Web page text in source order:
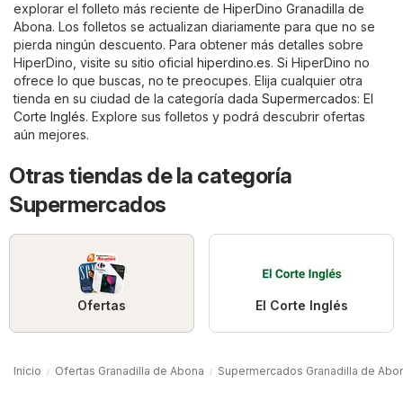
explorar el folleto más reciente de HiperDino Granadilla de
Abona. Los folletos se actualizan diariamente para que no se
pierda ningún descuento. Para obtener más detalles sobre
HiperDino, visite su sitio oficial hiperdino.es. Si HiperDino no
ofrece lo que buscas, no te preocupes. Elija cualquier otra
tienda en su ciudad de la categoría dada Supermercados: El
Corte Inglés. Explore sus folletos y podrá descubrir ofertas
aún mejores.
Otras tiendas de la categoría
Supermercados
Ofertas El Corte Inglés
Inicio Ofertas Granadilla de Abona Supermercados Granadilla de